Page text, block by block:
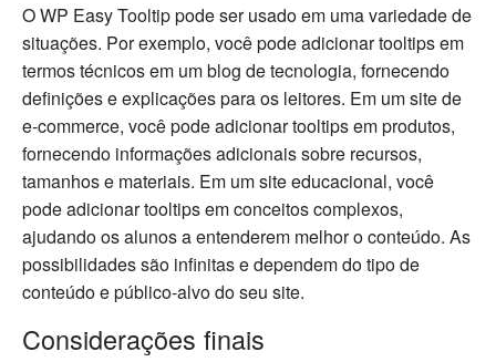
O WP Easy Tooltip pode ser usado em uma variedade de
situações. Por exemplo, você pode adicionar tooltips em
termos técnicos em um blog de tecnologia, fornecendo
definições e explicações para os leitores. Em um site de
e-commerce, você pode adicionar tooltips em produtos,
fornecendo informações adicionais sobre recursos,
tamanhos e materiais. Em um site educacional, você
pode adicionar tooltips em conceitos complexos,
ajudando os alunos a entenderem melhor o conteúdo. As
possibilidades são infinitas e dependem do tipo de
conteúdo e público-alvo do seu site.
Considerações finais